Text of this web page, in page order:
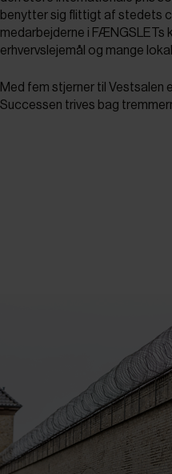
benytter sig flittigt af stedets
medarbejderne i
erhvervslejemål og mange
Med fem stjerner til Vestsalen
Successen trives bag